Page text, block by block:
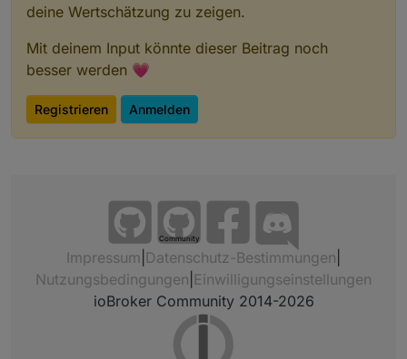
deine Wertschätzung zu zeigen.
Mit deinem Input könnte dieser Beitrag noch
besser werden 💗
Registrieren Anmelden
Community
Impressum Datenschutz-Bestimmungen
Nutzungsbedingungen Einwilligungseinstellungen
ioBroker Community 2014-2026